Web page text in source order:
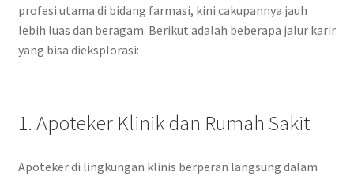
profesi utama di bidang farmasi, kini cakupannya jauh
lebih luas dan beragam. Berikut adalah beberapa jalur karir
yang bisa dieksplorasi:
1. Apoteker Klinik dan Rumah Sakit
Apoteker di lingkungan klinis berperan langsung dalam